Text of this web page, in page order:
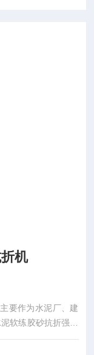
机
要作为水泥厂、建
软练胶砂抗折强度
强度检验。本试验